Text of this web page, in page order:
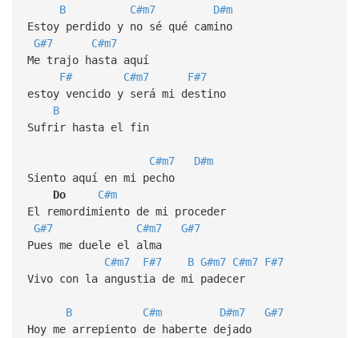
B
C#m7
D#m
Estoy perdido y no sé qué camino
G#7
C#m7
Me trajo hasta aquí
F#
C#m7
F#7
estoy vencido y será mi destino
B
Sufrir hasta el fin
C#m7
D#m
Siento aquí en mi pecho
Do
C#m
El remordimiento de mi proceder
G#7
C#m7
G#7
Pues me duele el alma
C#m7
F#7 B G#m7 C#m7 F#7
Vivo con la angustia de mi padecer
B C#m D#m7
G#7
Hoy me arrepiento de haberte dejado